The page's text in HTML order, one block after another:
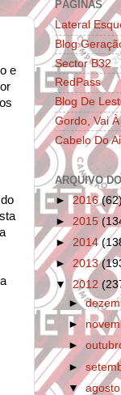
e
PÁGINAS
Lateral
Blog
Sector B32
RedPass
Blog De
Gordo, Vai
Cabelo Do
ARQUIVO
► 2016(62)
► 2015
►2014
► 2013
▼ 2012
►
►
►
►
▼